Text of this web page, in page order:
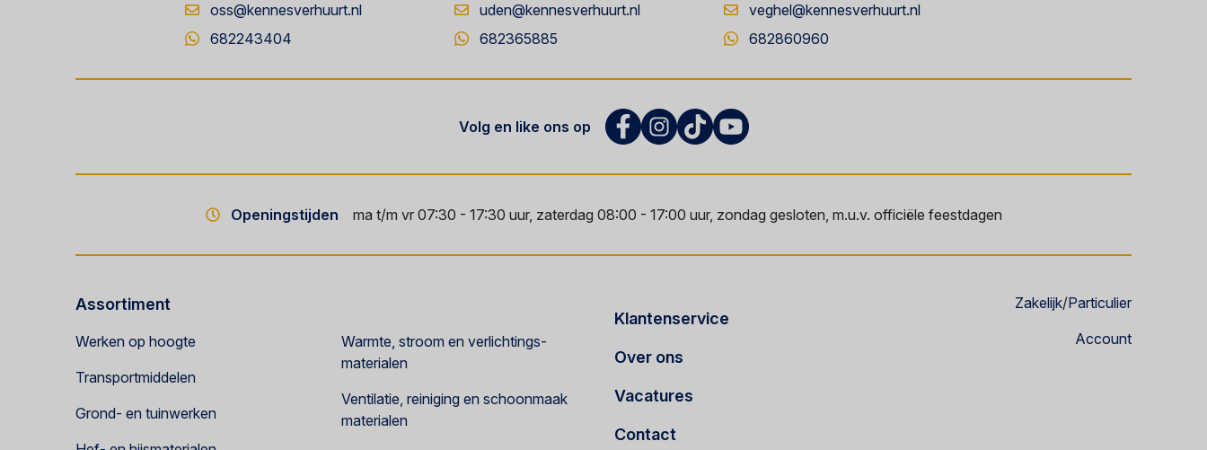
oss@kennesverhuurt.nl
682243404
uden@kennesverhuurt.nl
682365885
veghel@kennesverhuurt.nl
682860960
Volg en like ons op
Openingstijden ma t/m vr 07:30 - 17:30 uur, zaterdag 08:00 - 17:00 uur, zondag gesloten, m.u.v. officiële feestdagen
Assortiment
Werken op hoogte
Transportmiddelen
Grond- en tuinwerken
Warmte, stroom en verlichtings-
materialen
Ventilatie, reiniging en schoonmaak
materialen
Klantenservice
Over ons
Vacatures
Contact
Zakelijk/Particulier
Account